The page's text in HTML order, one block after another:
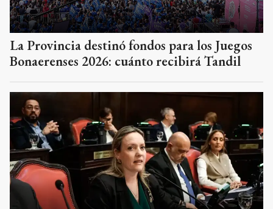
La Provincia destinó fondos para los Juegos
Bonaerenses 2026: cuánto recibirá Tandil